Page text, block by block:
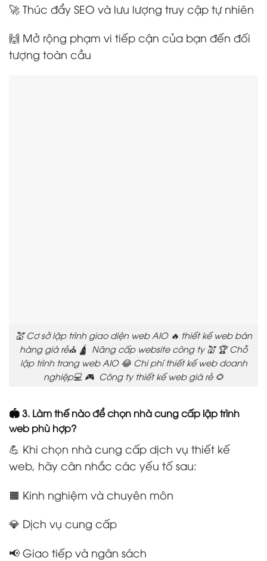
🚀 Thúc đẩy SEO và lưu lượng truy cập tự nhiên
🙌 Mở rộng phạm vi tiếp cận của bạn đến đối
tượng toàn cầu
💒 Cơ sở lập trình giao diện web AIO 🔥 thiết kế web bán
hàng giá rẻ⛪ 🛕 Nâng cấp website công ty 💒 🏆 Chỗ
lập trình trang web AIO 😂 Chi phí thiết kế web doanh
nghiệp💻 🎮 Công ty thiết kế web giá rẻ 🌻
🏟️ 3. Làm thế nào để chọn nhà cung cấp lập trình
web phù hợp?
💪 Khi chọn nhà cung cấp dịch vụ thiết kế
web, hãy cân nhắc các yếu tố sau:
🟧 Kinh nghiệm và chuyên môn
💎 Dịch vụ cung cấp
📢 Giao tiếp và ngân sách